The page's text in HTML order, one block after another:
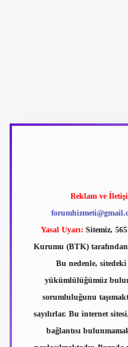
Reklam ve
Yasal Uyarı: Sitemiz,
Kurumu (BTK) tarafından
Bu nedenle,
yükümlülüğümüz
sorumluluğunu
sayılırlar. Bu internet
bağlantısı